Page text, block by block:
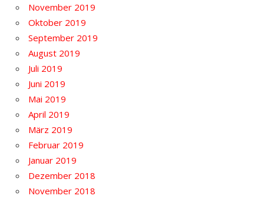
November 2019
Oktober 2019
September 2019
August 2019
Juli 2019
Juni 2019
Mai 2019
April 2019
März 2019
Februar 2019
Januar 2019
Dezember 2018
November 2018